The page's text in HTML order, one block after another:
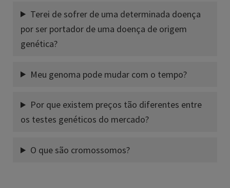
Terei de sofrer de uma determinada doença
por ser portador de uma doença de origem
genética?
Meu genoma pode mudar com o tempo?
Por que existem preços tão diferentes entre
os testes genéticos do mercado?
O que são cromossomos?